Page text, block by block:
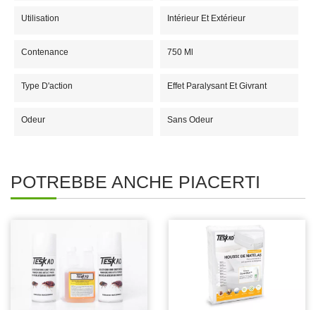
Utilisation Intérieur Et Extérieur
Contenance 750 Ml
Type D'action Effet Paralysant Et Givrant
Odeur Sans Odeur
POTREBBE ANCHE PIACERTI